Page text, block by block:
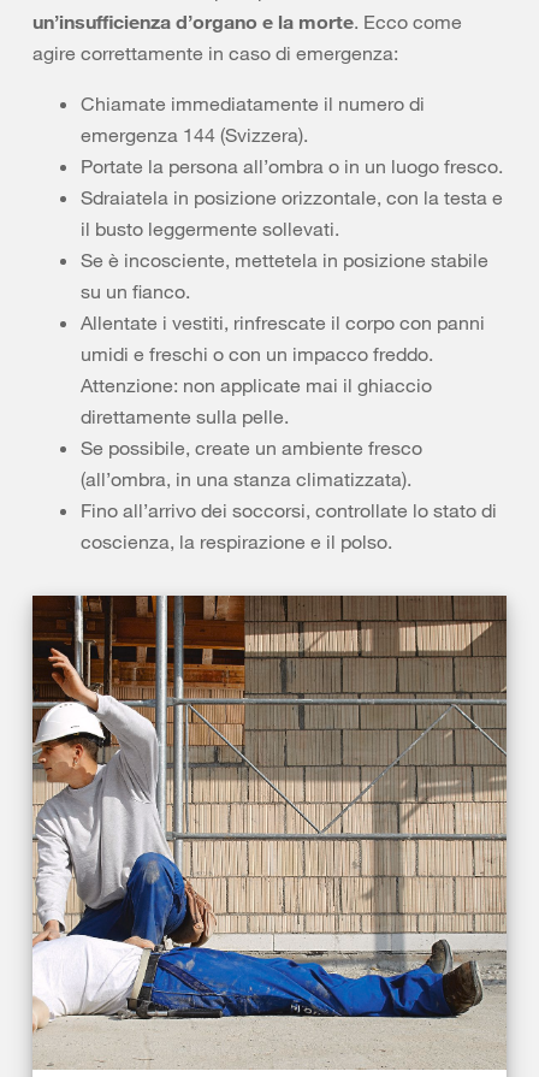
un’insufficienza d’organo e la morte. Ecco come
agire correttamente in caso di emergenza:
Chiamate immediatamente il numero di
emergenza 144 (Svizzera).
Portate la persona all’ombra o in un luogo fresco.
Sdraiatela in posizione orizzontale, con la testa e
il busto leggermente sollevati.
Se è incosciente, mettetela in posizione stabile
su un fianco.
Allentate i vestiti, rinfrescate il corpo con panni
umidi e freschi o con un impacco freddo.
Attenzione: non applicate mai il ghiaccio
direttamente sulla pelle.
Se possibile, create un ambiente fresco
(all’ombra, in una stanza climatizzata).
Fino all’arrivo dei soccorsi, controllate lo stato di
coscienza, la respirazione e il polso.